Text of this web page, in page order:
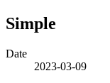
Simple
Date
2023-03-09